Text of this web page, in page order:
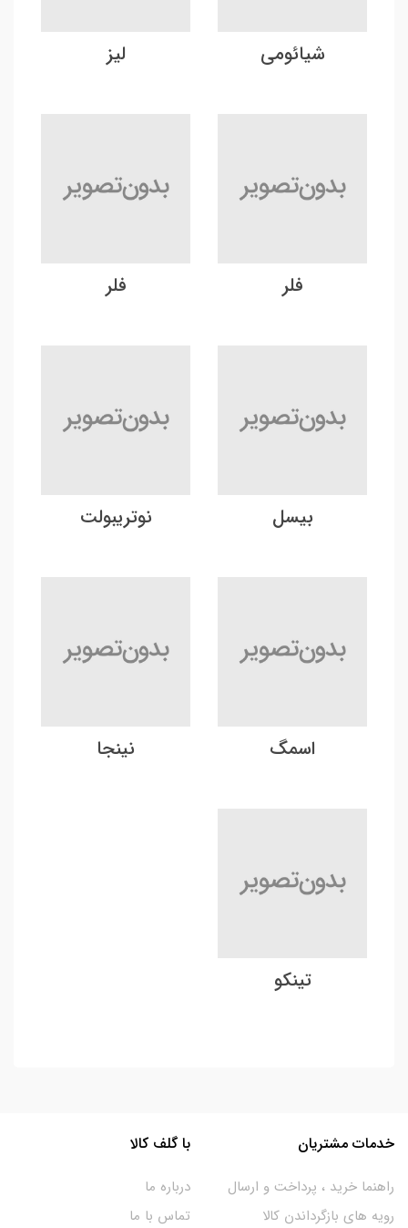
شیائومی لیز
فلر فلر
بیسل نوتریبولت
اسمگ نینجا
تینکو
خدمات مشتریان
راهنما خرید ، پرداخت و ارسال
رویه های بازگرداندن کالا
با گلف کالا
درباره ما
تماس با ما